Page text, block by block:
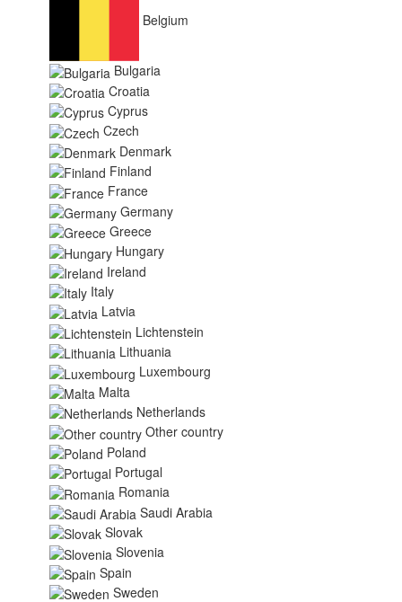
Belgium
Bulgaria
Croatia
Cyprus
Czech
Denmark
Finland
France
Germany
Greece
Hungary
Ireland
Italy
Latvia
Lichtenstein
Lithuania
Luxembourg
Malta
Netherlands
Other country
Poland
Portugal
Romania
Saudi Arabia
Slovak
Slovenia
Spain
Sweden